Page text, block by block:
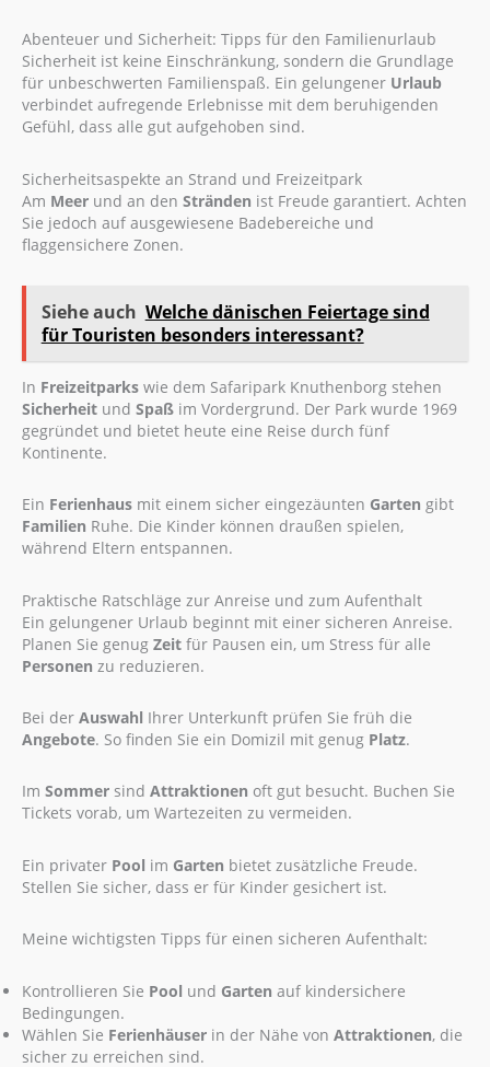
Abenteuer und Sicherheit: Tipps für den Familienurlaub
Sicherheit ist keine Einschränkung, sondern die Grundlage
für unbeschwerten Familienspaß. Ein gelungener Urlaub
verbindet aufregende Erlebnisse mit dem beruhigenden
Gefühl, dass alle gut aufgehoben sind.
Sicherheitsaspekte an Strand und Freizeitpark
Am Meer und an den Stränden ist Freude garantiert. Achten
Sie jedoch auf ausgewiesene Badebereiche und
flaggensichere Zonen.
Siehe auch Welche dänischen Feiertage sind
für Touristen besonders interessant?
In Freizeitparks wie dem Safaripark Knuthenborg stehen
Sicherheit und Spaß im Vordergrund. Der Park wurde 1969
gegründet und bietet heute eine Reise durch fünf
Kontinente.
Ein Ferienhaus mit einem sicher eingezäunten Garten gibt
Familien Ruhe. Die Kinder können draußen spielen,
während Eltern entspannen.
Praktische Ratschläge zur Anreise und zum Aufenthalt
Ein gelungener Urlaub beginnt mit einer sicheren Anreise.
Planen Sie genug Zeit für Pausen ein, um Stress für alle
Personen zu reduzieren.
Bei der Auswahl Ihrer Unterkunft prüfen Sie früh die
Angebote. So finden Sie ein Domizil mit genug Platz.
Im Sommer sind Attraktionen oft gut besucht. Buchen Sie
Tickets vorab, um Wartezeiten zu vermeiden.
Ein privater Pool im Garten bietet zusätzliche Freude.
Stellen Sie sicher, dass er für Kinder gesichert ist.
Meine wichtigsten Tipps für einen sicheren Aufenthalt:
Kontrollieren Sie Pool und Garten auf kindersichere
Bedingungen.
Wählen Sie Ferienhäuser in der Nähe von Attraktionen, die
sicher zu erreichen sind.